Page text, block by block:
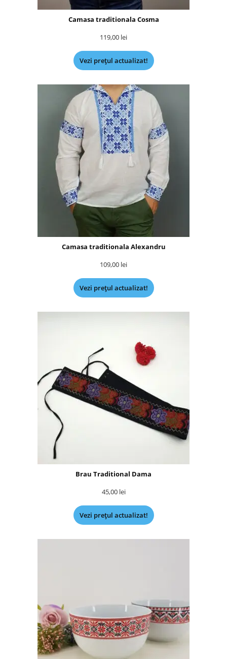
Camasa traditionala Cosma
119,00 lei
Vezi prețul actualizat!
Camasa traditionala Alexandru
109,00 lei
Vezi prețul actualizat!
Brau Traditional Dama
45,00 lei
Vezi prețul actualizat!